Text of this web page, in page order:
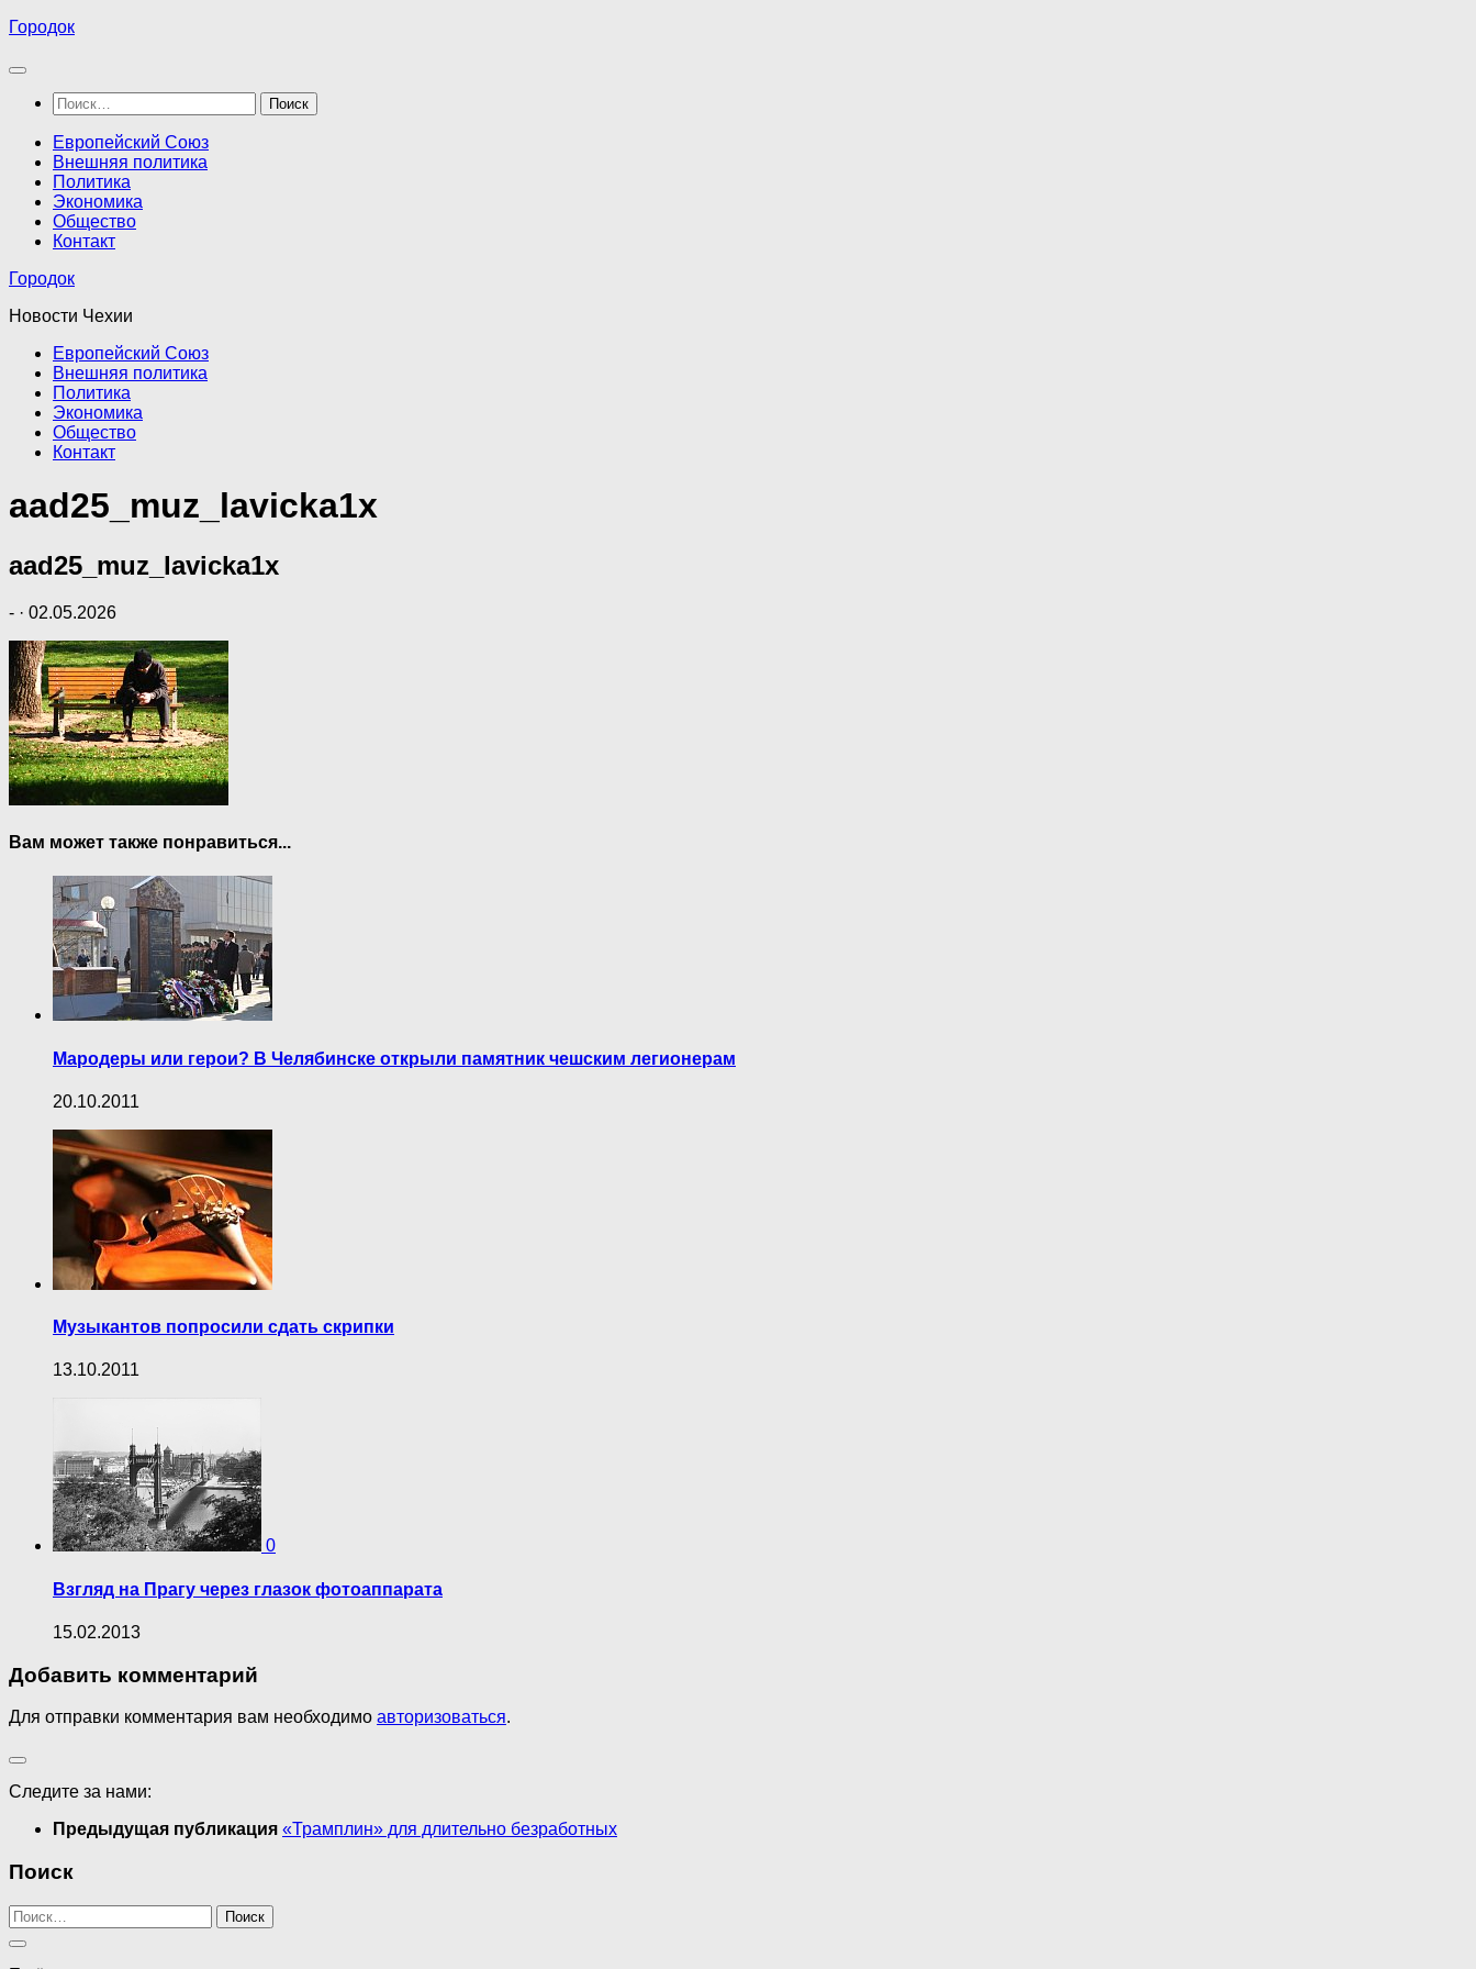
Перейти
содержимому
Городок
Найти:
Европейский Союз
Внешняя политика
Политика
Экономика
Общество
Контакт
Городок
Новости Чехии
Европейский Союз
Внешняя политика
Политика
Экономика
Общество
Контакт
aad25_muz_lavicka1x
aad25_muz_lavicka1x
- · 02.05.2026
Вам может также понравиться...
Мародеры или герои? В Челябинске открыли памятник чешским легионерам
20.10.2011
Музыкантов попросили сдать скрипки
13.10.2011
0
Взгляд на Прагу через глазок фотоаппарата
15.02.2013
Добавить комментарий
Для отправки комментария вам необходимо авторизоваться.
Следите за нами:
Предыдущая публикация «Трамплин» для длительно безработных
Поиск
Найти: